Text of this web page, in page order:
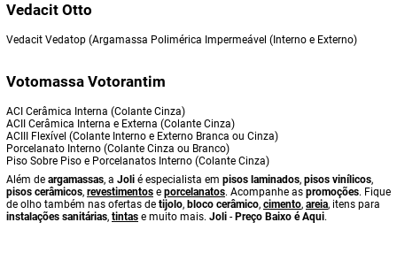
Vedacit Otto
Vedacit Vedatop (Argamassa Polimérica Impermeável (Interno e Externo)
Votomassa Votorantim
ACI Cerâmica Interna (Colante Cinza)
ACII Cerâmica Interna e Externa (Colante Cinza)
ACIII Flexível (Colante Interno e Externo Branca ou Cinza)
Porcelanato Interno (Colante Cinza ou Branco)
Piso Sobre Piso e Porcelanatos Interno (Colante Cinza)
Além de argamassas, a Joli é especialista em pisos laminados, pisos vinílicos,
pisos cerâmicos, revestimentos e porcelanatos. Acompanhe as promoções. Fique
de olho também nas ofertas de tijolo, bloco cerâmico, cimento, areia, itens para
instalações sanitárias, tintas e muito mais. Joli - Preço Baixo é Aqui.